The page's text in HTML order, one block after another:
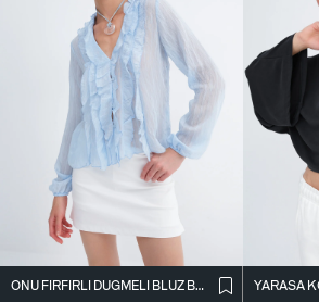
ÖNÜ FIRFIRLI DÜĞMELI BLUZ B2198